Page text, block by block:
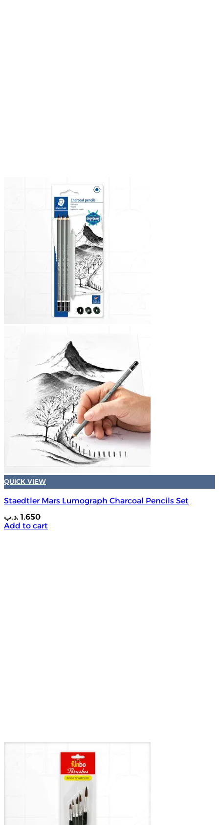
QUICK VIEW
Staedtler Mars Lumograph Charcoal Pencils Set
1.650 .د.ب
Add to cart